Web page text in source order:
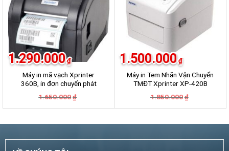
Máy in mã vạch Xprinter
360B, in đơn chuyển phát
GHN, GHTK, Viettel Post,
VNpost, Best, J&T
1.650.000 ₫
là:
1.290.000 ₫
tại
1.290.000₫.
Máy in Tem Nhãn Vận Chuyển
TMĐT Xprinter XP-420B
1.850.000 ₫
là:
1.500.000 ₫
tại
1.500.000₫.